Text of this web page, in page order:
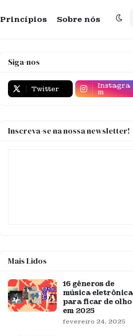
Princípios Sobre nós
Siga-nos
Twitter Instagra
m
Inscreva-se na nossa newsletter!
Mais Lidos
16 gêneros de
música eletrônica
para ficar de olho
em 2025
fevereiro 24, 2025